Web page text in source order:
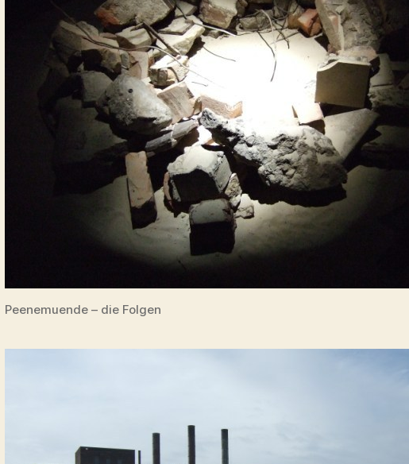
Peenemuende – die Folgen